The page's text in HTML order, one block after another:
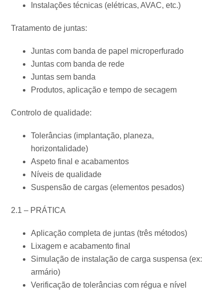
Instalações técnicas (elétricas, AVAC, etc.)
Tratamento de juntas:
Juntas com banda de papel microperfurado
Juntas com banda de rede
Juntas sem banda
Produtos, aplicação e tempo de secagem
Controlo de qualidade:
Tolerâncias (implantação, planeza,
horizontalidade)
Aspeto final e acabamentos
Níveis de qualidade
Suspensão de cargas (elementos pesados)
2.1 – PRÁTICA
Aplicação completa de juntas (três métodos)
Lixagem e acabamento final
Simulação de instalação de carga suspensa (ex:
armário)
Verificação de tolerâncias com régua e nível